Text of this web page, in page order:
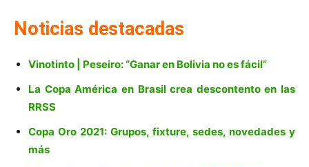
Noticias destacadas
Vinotinto | Peseiro: “Ganar en Bolivia no es fácil”
La Copa América en Brasil crea descontento en las
RRSS
Copa Oro 2021: Grupos, fixture, sedes, novedades y
más